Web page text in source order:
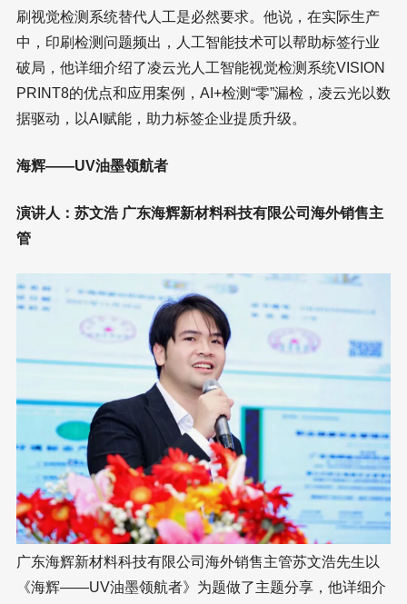
刷视觉检测系统替代人工是必然要求。他说，在实际生产
中，印刷检测问题频出，人工智能技术可以帮助标签行业
破局，他详细介绍了凌云光人工智能视觉检测系统VISION
PRINT8的优点和应用案例，AI+检测“零”漏检，凌云光以数
据驱动，以AI赋能，助力标签企业提质升级。
海辉——UV油墨领航者
演讲人：苏文浩 广东海辉新材料科技有限公司海外销售主
管
广东海辉新材料科技有限公司海外销售主管苏文浩先生以
《海辉——UV油墨领航者》为题做了主题分享，他详细介